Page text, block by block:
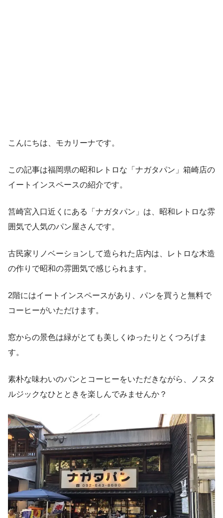
こんにちは、モカリーナです。
この記事は福岡県の昭和レトロな「ナガタパン」箱崎店の
イートインスペースの紹介です。
筥崎宮入口近くにある「ナガタパン」は、昭和レトロな雰
囲気で人気のパン屋さんです。
古民家リノベーションして造られた店内は、レトロな木造
の作りで昭和の雰囲気で感じられます。
2階にはイートインスペースがあり、パンを買うと無料で
コーヒーがいただけます。
窓からの景色は緑がとても美しくゆったりとくつろげま
す。
素朴な味わいのパンとコーヒーをいただきながら、ノスタ
ルジックなひとときを楽しんでみませんか？